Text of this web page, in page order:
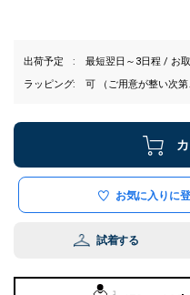
出荷予定
最短翌日～3日程 / お
ラッピング
可 （ご用意が整い次第
お気に入りに
試着する